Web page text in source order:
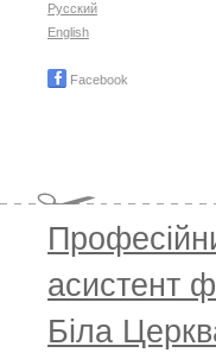
Русский
English
Facebook
асистент
Біла